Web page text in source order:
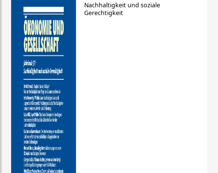
Nachhaltigkeit und soziale
Gerechtigkeit